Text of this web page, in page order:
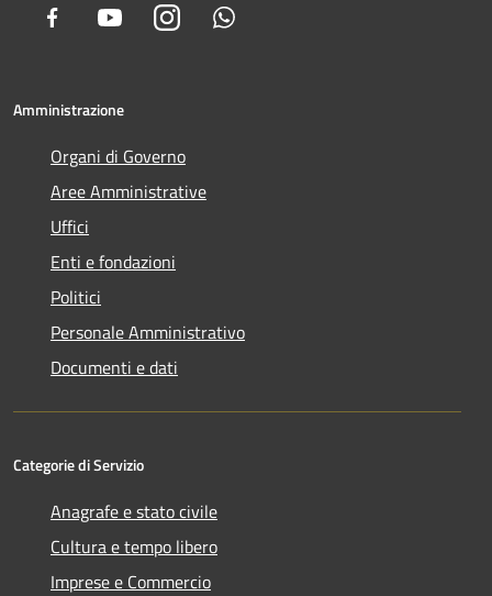
Facebook YoutubeInstagram
Amministrazione
Organi di Governo
Aree Amministrative
Uffici
Enti e fondazioni
Politici
Personale Amministrativo
Documenti e dati
Categorie di Servizio
Anagrafe e stato civile
Cultura e tempo libero
Imprese e Commercio